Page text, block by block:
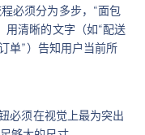
必须分为多步，“面包
用清晰的文字（如“配送
单”）告知用户当前所
必须在视觉上最为突出